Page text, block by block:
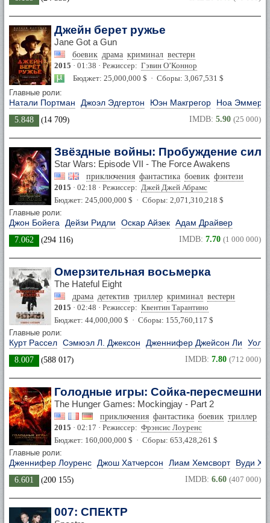
Джейн берет ружье
Jane Got a Gun
боевик драма криминал вестерн
2015 · 01:38 · Режиссер: Гэвин О’Коннор
Бюджет: 25,000,000 $ · Сборы: 3,067,531 $
Главные роли:
Натали Портман Джоэл Эдгертон Юэн Макгрегор Ноа
5.848 (14 709) IMDB: 5.90 (25 000)
Звёздные войны: Пробуждение
Star Wars: Episode VII - The Force Awakens
приключения фантастика боевик фэнтези
2015 · 02:18 · Режиссер: Джей Джей Абрамс
Бюджет: 245,000,000 $ · Сборы: 2,071,310,218 $
Главные роли:
Джон Бойега Дейзи Ридли Оскар Айзек Адам Драйвер
7.062 (294 116) IMDB: 7.70 (1 000 000)
Омерзительная восьмерка
The Hateful Eight
драма детектив триллер криминал вестерн
2015 · 02:48 · Режиссер: Квентин Тарантино
Бюджет: 44,000,000 $ · Сборы: 155,760,117 $
Главные роли:
Курт Рассел Сэмюэл Л. Джексон Дженнифер Джейсон Ли
8.007 (588 017) IMDB: 7.80 (712 000)
Голодные игры: Сойка-
The Hunger Games: Mockingjay - Part 2
приключения фантастика боевик триллер
2015 · 02:17 · Режиссер: Фрэнсис Лоуренс
Бюджет: 160,000,000 $ · Сборы: 653,428,261 $
Главные роли:
Дженнифер Лоуренс Джош Хатчерсон Лиам Хемсворт Вуди
6.601 (200 155) IMDB: 6.60 (407 000)
007: СПЕКТР